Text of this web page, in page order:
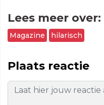
Lees meer over:
Magazine hilarisch
Plaats reactie